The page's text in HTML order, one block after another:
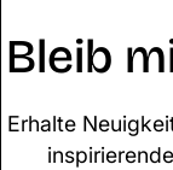
Förderung
Bleib
Erhalte